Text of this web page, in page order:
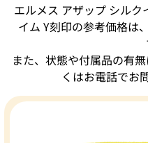
エルメス アザップ シルク
イム Y刻印の参考価格は
また、状態や付属品の有
くはお電話でお